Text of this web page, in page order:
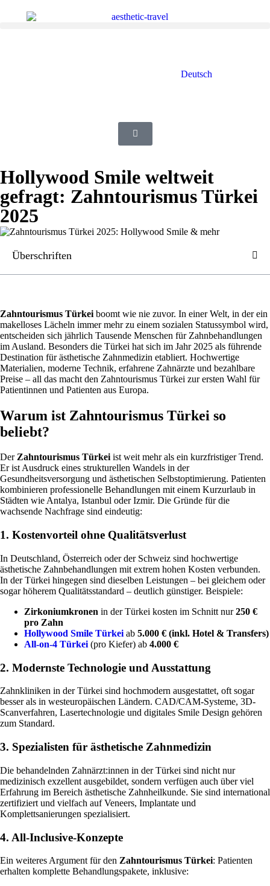
Deutsch
Türkçe
Hollywood Smile weltweit
gefragt: Zahntourismus Türkei
2025
Überschriften
Zahntourismus Türkei boomt wie nie zuvor. In einer Welt, in der ein
makelloses Lächeln immer mehr zu einem sozialen Statussymbol wird,
entscheiden sich jährlich Tausende Menschen für Zahnbehandlungen
im Ausland. Besonders die Türkei hat sich im Jahr 2025 als führende
Destination für ästhetische Zahnmedizin etabliert. Hochwertige
Materialien, moderne Technik, erfahrene Zahnärzte und bezahlbare
Preise – all das macht den Zahntourismus Türkei zur ersten Wahl für
Patientinnen und Patienten aus Europa.
Warum ist Zahntourismus Türkei so
beliebt?
DerZahntourismus Türkeiist weit mehr als ein kurzfristiger Trend.
Er ist Ausdruck eines strukturellen Wandels in der
Gesundheitsversorgung und ästhetischen Selbstoptimierung. Patienten
kombinieren professionelle Behandlungen mit einem Kurzurlaub in
Städten wie Antalya, Istanbul oder Izmir. Die Gründe für die
wachsende Nachfrage sind eindeutig:
1. Kostenvorteil ohne Qualitätsverlust
In Deutschland, Österreich oder der Schweiz sind hochwertige
ästhetische Zahnbehandlungen mit extrem hohen Kosten verbunden.
In der Türkei hingegen sind dieselben Leistungen – bei gleichem oder
sogar höherem Qualitätsstandard – deutlich günstiger. Beispiele:
Zirkoniumkronen in der Türkei kosten im Schnitt nur250 €
pro Zahn
Hollywood Smile Türkei ab 5.000 € (inkl. Hotel & Transfers)
All-on-4 Türkei (pro Kiefer) ab 4.000 €
2. Modernste Technologie und Ausstattung
Zahnkliniken in der Türkei sind hochmodern ausgestattet, oft sogar
besser als in westeuropäischen Ländern. CAD/CAM-Systeme, 3D-
Scanverfahren, Lasertechnologie und digitales Smile Design gehören
zum Standard.
3. Spezialisten für ästhetische Zahnmedizin
Die behandelnden Zahnärzt:innen in der Türkei sind nicht nur
medizinisch exzellent ausgebildet, sondern verfügen auch über viel
Erfahrung im Bereich ästhetische Zahnheilkunde. Sie sind international
zertifiziert und vielfach auf Veneers, Implantate und
Komplettsanierungen spezialisiert.
4. All-Inclusive-Konzepte
Ein weiteres Argument für den Zahntourismus Türkei: Patienten
erhalten komplette Behandlungspakete, inklusive: